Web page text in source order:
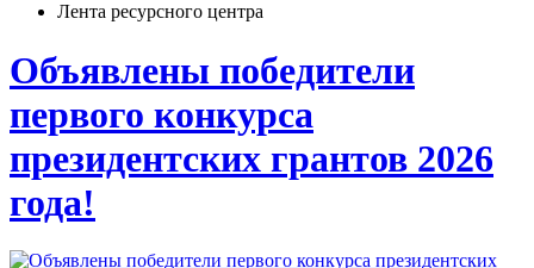
Лента ресурсного центра
Объявлены победители
первого конкурса
президентских грантов 2026
года!